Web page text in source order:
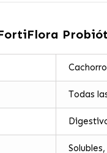
Todas